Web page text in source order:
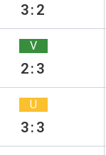
3:2
V
2:3
U
3:3